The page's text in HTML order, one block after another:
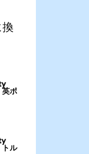
ポ
ル